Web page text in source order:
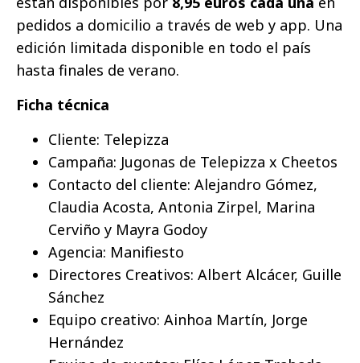
pedidos a domicilio a través de web y app. Una
edición limitada disponible en todo el país
hasta finales de verano.
Ficha técnica
Cliente: Telepizza
Campaña: Jugonas de Telepizza x Cheetos
Contacto del cliente: Alejandro Gómez,
Claudia Acosta, Antonia Zirpel, Marina
Cerviño y Mayra Godoy
Agencia: Manifiesto
Directores Creativos: Albert Alcácer, Guille
Sánchez
Equipo creativo: Ainhoa Martín, Jorge
Hernández